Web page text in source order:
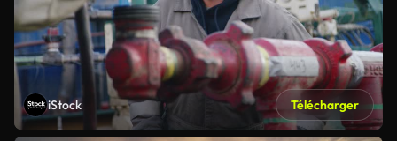
iStock Télécharger